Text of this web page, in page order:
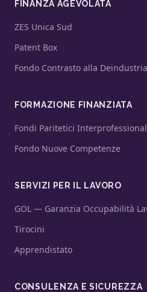
FINANZA AGEVOLATA
ZES Unica Sud
Patent Box
Fondo Contrasto alla
FORMAZIONE FINANZIATA
Fondi Paritetici
Fondo Nuove Competenze
SERVIZI PER IL LAVORO
GOL — Garanzia Occupabilità
Tirocini
Apprendistato
CONSULENZA E SICUREZZA